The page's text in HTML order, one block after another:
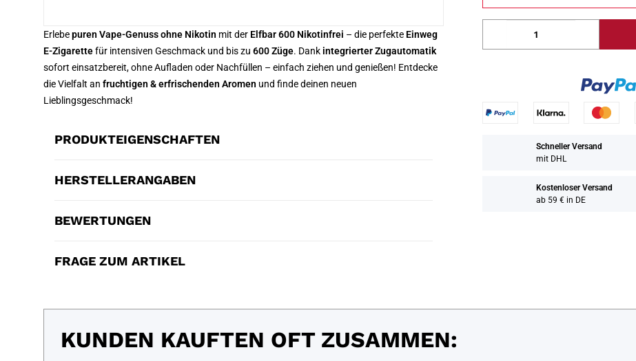
Schneller Versand
mit DHL
Kostenloser Versand
ab 59 € in DE
Erlebepuren Vape-Genuss ohne Nikotin mit der Elfbar 600 Nikotinfrei – die perfekte Einweg
E-Zigarettefür intensiven Geschmack und bis zu 600 Züge. Dank integrierter Zugautomatik
sofort einsatzbereit, ohne Aufladen oder Nachfüllen – einfach ziehen und genießen! Entdecke
die Vielfalt an fruchtigen & erfrischenden Aromen und finde deinen neuen
Lieblingsgeschmack!
PRODUKTEIGENSCHAFTEN
HERSTELLERANGABEN
BEWERTUNGEN
FRAGE ZUM ARTIKEL
KUNDEN KAUFTEN OFT ZUSAMMEN: